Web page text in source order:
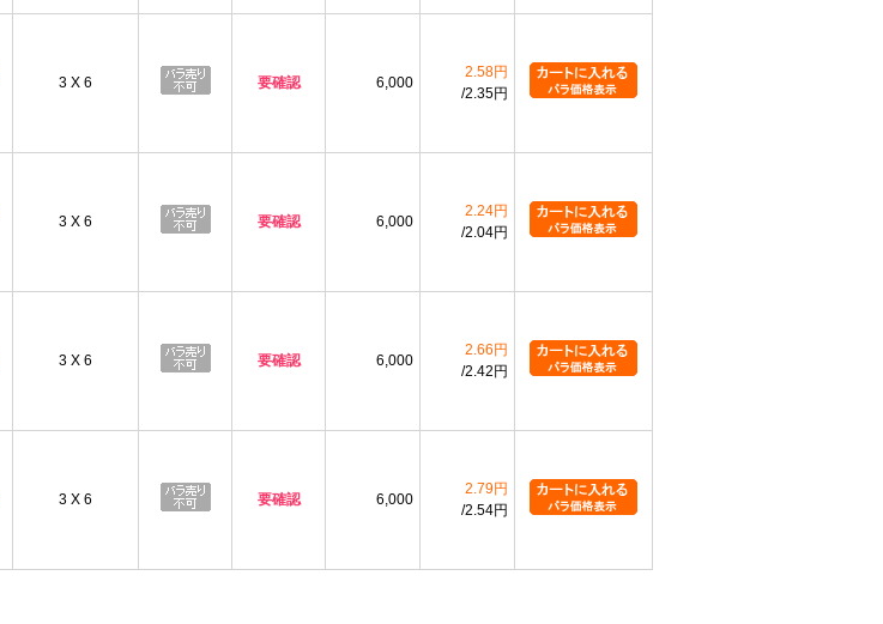
3 X 6 要確認 6,000
2.58円
2.35円
3 X 6 要確認 6,000
2.24円
2.04円
3 X 6 要確認 6,000
2.66円
2.42円
3 X 6 要確認 6,000
2.79円
2.54円